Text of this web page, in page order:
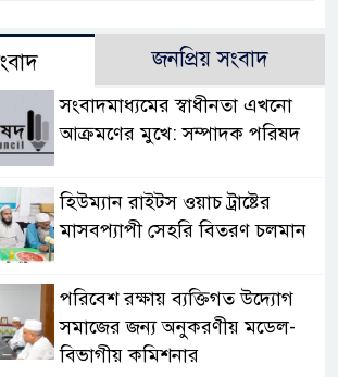
জনপ্রিয় সংবাদ
সংবাদমাধ্যমের স্বাধীনতা এখনো
আক্রমণের মুখে: সম্পাদক পরিষদ
হিউম্যান রাইটস ওয়াচ ট্রাষ্টের
মাসবপ্যাপী সেহরি বিতরণ চলমান
পরিবেশ রক্ষায় ব্যক্তিগত উদ্যোগ
সমাজের জন্য অনুকরণীয় মডেল-
বিভাগীয় কমিশনার